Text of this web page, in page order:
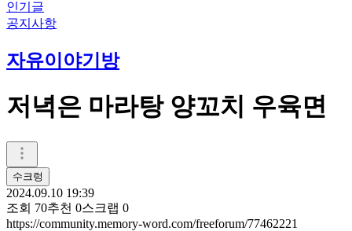
인기글
공지사항
자유이야기방
저녁은 마라탕 양꼬치 우육면
수크렁
2024.09.10 19:39
조회 70추천 0스크랩 0
https://community.memory-word.com/freeforum/77462221